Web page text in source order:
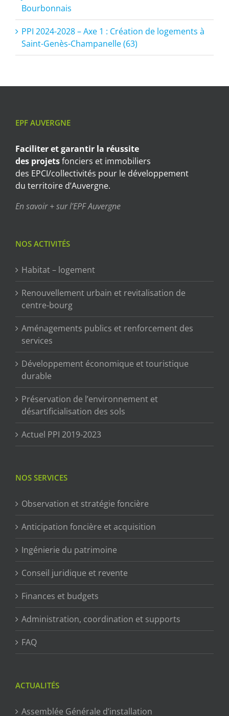
Bourbonnais
PPI 2024-2028 – Axe 1 : Création de logements à
Saint-Genès-Champanelle (63)
EPF AUVERGNE
Faciliter et garantir la réussite
des projetsfonciers et immobiliers
des EPCI/collectivités pour le développement
du territoire d’Auvergne.
En savoir + sur l’EPF Auvergne
NOS ACTIVITÉS
Habitat – logement
Renouvellement urbain et revitalisation de
centre-bourg
Aménagements publics et renforcement des
services
Développement économique et touristique
durable
Préservation de l’environnement et
désartificialisation des sols
Actuel PPI 2019-2023
NOS SERVICES
Observation et stratégie foncière
Anticipation foncière et acquisition
Ingénierie du patrimoine
Conseil juridique et revente
Finances et budgets
Administration, coordination et supports
FAQ
ACTUALITÉS
Assemblée Générale d’installation